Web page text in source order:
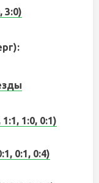
3:0)
1:0, 0:1)
0:1, 0:4)